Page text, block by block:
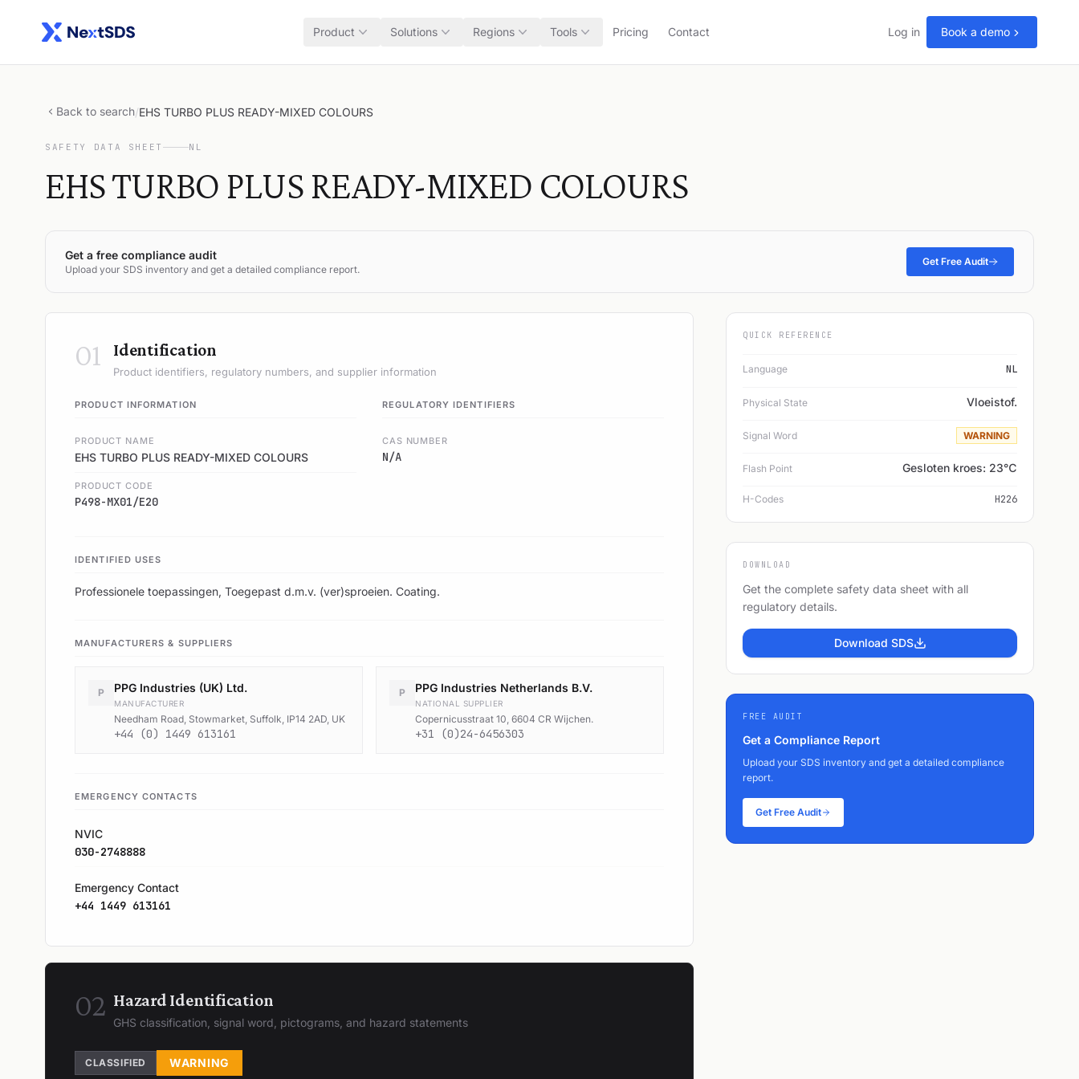
Product Solutions Regions Tools Pricing Contact Log in Book a demo
Back to search/EHS TURBO PLUS READY-MIXED COLOURS
SAFETY DATA SHEET NL
EHS TURBO PLUS READY-MIXED COLOURS
Get a free compliance audit
Upload your SDS inventory and get a detailed compliance report.
Get Free Audit
01 Identification
Product identifiers, regulatory numbers, and supplier information
PRODUCT INFORMATION
PRODUCT NAME
EHS TURBO PLUS READY-MIXED COLOURS
PRODUCT CODE
P498-MX01/E20
REGULATORY IDENTIFIERS
CAS NUMBER
N/A
IDENTIFIED USES
Professionele toepassingen, Toegepast d.m.v. (ver)sproeien. Coating.
MANUFACTURERS & SUPPLIERS
P PPG Industries (UK) Ltd.
MANUFACTURER
Needham Road, Stowmarket, Suffolk, IP14 2AD, UK
+44 (0) 1449 613161
P PPG Industries Netherlands B.V.
NATIONAL SUPPLIER
Copernicusstraat 10, 6604 CR Wijchen.
+31 (0)24-6456303
EMERGENCY CONTACTS
NVIC
030-2748888
Emergency Contact
+44 1449 613161
02 Hazard Identification
GHS classification, signal word, pictograms, and hazard statements
CLASSIFIED WARNING
QUICK REFERENCE
Language NL
Physical State Vloeistof.
Signal Word WARNING
Flash Point Gesloten kroes: 23℃
H-Codes H226
DOWNLOAD
Get the complete safety data sheet with all
regulatory details.
Download SDS
FREE AUDIT
Get a Compliance Report
Upload your SDS inventory and get a detailed compliance
report.
Get Free Audit